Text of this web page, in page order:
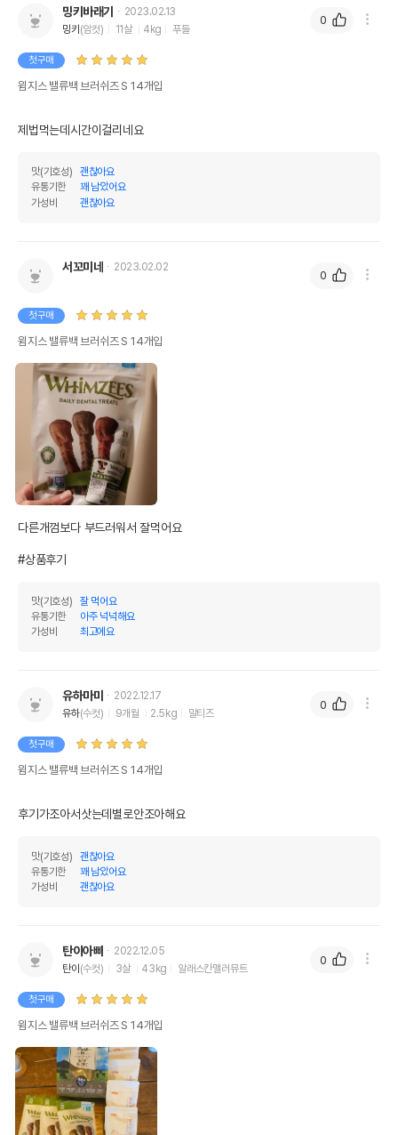
받았음을 확인할수 있는
경우 그에 대한 사항
수입자를 함께 표기
또는 소비자상담 관련
전화번호
유통기한
이후인 상품이 출고됩니다.
단, 상품명에 유통기한 명시된 경우, 해당
밍키바래기
2023.02.13
밍키(암컷) 11살 4kg 푸들
첫구매
윔지스 밸류백 브러쉬즈 S 14개입
제법먹는데시간이걸리네요
맛(기호성)
괜찮아요
유통기한
꽤 남았어요
가성비
괜찮아요
0
서꼬미네 2023.02.02
첫구매
윔지스 밸류백 브러쉬즈 S 14개입
다른개껌보다 부드러워서 잘먹어요
#상품후기
맛(기호성)
잘 먹어요
유통기한
아주 넉넉해요
가성비
최고에요
0
유하마미
2022.12.17
유하(수컷) 9개월 2.5kg 말티즈
첫구매
윔지스 밸류백 브러쉬즈 S 14개입
후기가조아서삿는데별로안조아해요
맛(기호성)
괜찮아요
유통기한
꽤 남았어요
가성비
괜찮아요
0
탄이아빠
2022.12.05
탄이 (수컷) 3살 43kg 알래스칸맬러뮤트
첫구매
윔지스 밸류백 브러쉬즈 S 14개입
0